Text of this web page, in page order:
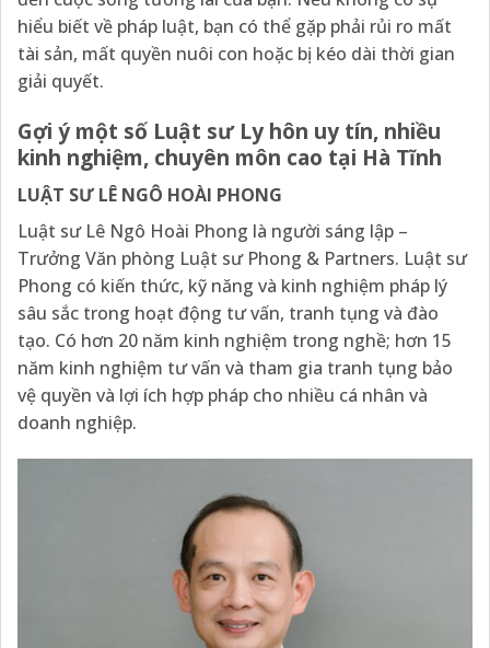
hiểu biết về pháp luật, bạn có thể gặp phải rủi ro mất
tài sản, mất quyền nuôi con hoặc bị kéo dài thời gian
giải quyết.
Gợi ý một số Luật sư Ly hôn uy tín, nhiều
kinh nghiệm, chuyên môn cao tại Hà Tĩnh
LUẬT SƯ LÊ NGÔ HOÀI PHONG
Luật sư Lê Ngô Hoài Phong là người sáng lập –
Trưởng Văn phòng Luật sư Phong & Partners. Luật sư
Phong có kiến thức, kỹ năng và kinh nghiệm pháp lý
sâu sắc trong hoạt động tư vấn, tranh tụng và đào
tạo. Có hơn 20 năm kinh nghiệm trong nghề; hơn 15
năm kinh nghiệm tư vấn và tham gia tranh tụng bảo
vệ quyền và lợi ích hợp pháp cho nhiều cá nhân và
doanh nghiệp.